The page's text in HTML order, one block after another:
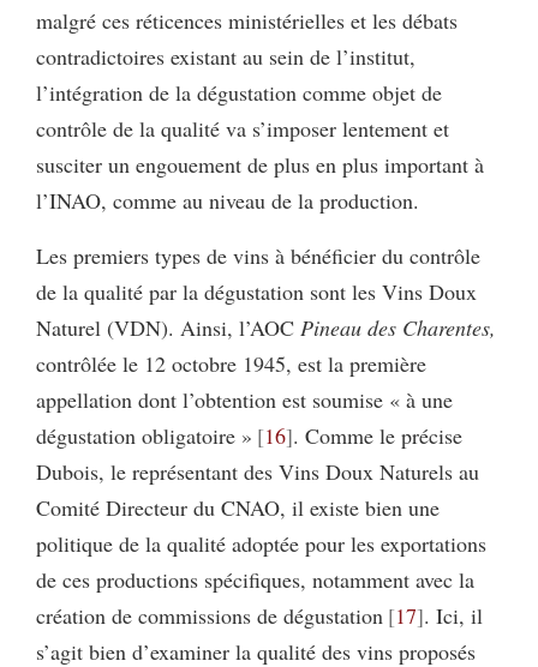
malgré ces réticences ministérielles et les débats
contradictoires existant au sein de l’institut,
l’intégration de la dégustation comme objet de
contrôle de la qualité va s’imposer lentement et
susciter un engouement de plus en plus important à
l’INAO, comme au niveau de la production.
Les premiers types de vins à bénéficier du contrôle
de la qualité par la dégus­tation sont les Vins Doux
Naturel (VDN). Ainsi, l’AOC Pineau des Charentes,
contrôlée le 12 octobre 1945, est la première
appellation dont l’obtention est soumise « à une
dégustation obligatoire » 16 . Comme le précise
Dubois, le représentant des Vins Doux Naturels au
Comité Directeur du CNAO, il existe bien une
politique de la qualité adoptée pour les exportations
de ces produc­tions spécifiques, notamment avec la
création de commissions de dégustation 17 . Ici, il
s’agit bien d’examiner la qualité des vins proposés